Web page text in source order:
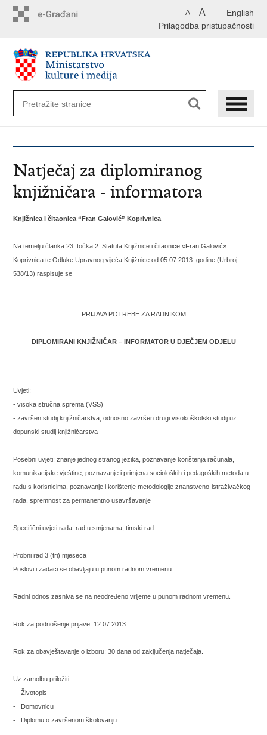
English
A A
Prilagodba pristupačnosti
Natječaj za diplomiranog
knjižničara - informatora
Knjižnica i čitaonica “Fran Galović” Koprivnica
Na temelju članka 23. točka 2. Statuta Knjižnice i čitaonice «Fran Galović»
Koprivnica te Odluke Upravnog vijeća Knjižnice od 05.07.2013. godine (Urbroj:
538/13) raspisuje se
PRIJAVA POTREBE ZA RADNIKOM
DIPLOMIRANI KNJIŽNIČAR – INFORMATOR U DJEČJEM ODJELU
Uvjeti:
- visoka stručna sprema (VSS)
- završen studij knjižničarstva, odnosno završen drugi visokoškolski studij uz
dopunski studij knjižničarstva
Posebni uvjeti: znanje jednog stranog jezika, poznavanje korištenja računala,
komunikacijske vještine, poznavanje i primjena socioloških i pedagoških metoda u
radu s korisnicima, poznavanje i korištenje metodologije znanstveno-istraživačkog
rada, spremnost za permanentno usavršavanje
Specifični uvjeti rada: rad u smjenama, timski rad
Probni rad 3 (tri) mjeseca
Poslovi i zadaci se obavljaju u punom radnom vremenu
Radni odnos zasniva se na neodređeno vrijeme u punom radnom vremenu.
Rok za podnošenje prijave: 12.07.2013.
Rok za obavještavanje o izboru: 30 dana od zaključenja natječaja.
Uz zamolbu priložiti:
- Životopis
- Domovnicu
- Diplomu o završenom školovanju